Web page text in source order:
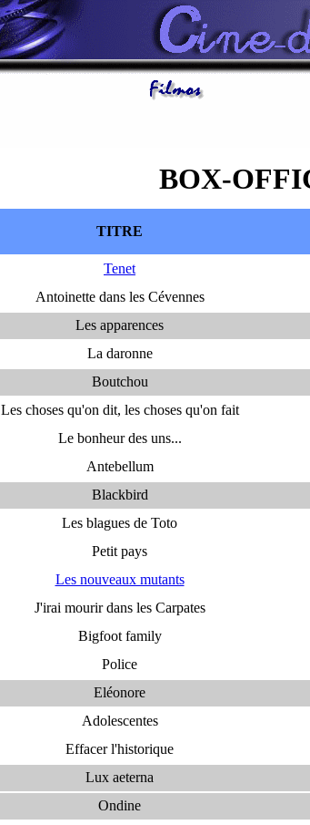
BOX-
TITRE
Tenet
Antoinette dans les Cévennes
Les apparences
La daronne
Boutchou
Les choses qu'on dit, les choses qu'on fait
Le bonheur des uns...
Antebellum
Blackbird
Les blagues de Toto
Petit pays
Les nouveaux mutants
J'irai mourir dans les Carpates
Bigfoot family
Police
Eléonore
Adolescentes
Effacer l'historique
Lux aeterna
Ondine